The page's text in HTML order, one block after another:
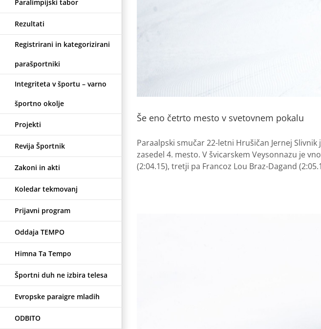
Paralimpijski tabor
Rezultati
Registrirani in kategorizirani
parašportniki
Integriteta v športu – varno
športno okolje
Projekti
Revija Športnik
Zakoni in akti
Koledar tekmovanj
Prijavni program
Oddaja TEMPO
Himna Ta Tempo
Športni duh ne izbira telesa
Evropske paraigre mladih
ODBITO
Še eno četrto mesto v svetovnem pokalu
Paraalpski smučar 22-letni Hrušičan Jernej
zasedel 4. mesto. V švicarskem Veysonnazu je
(2:04.15), tretji pa Francoz Lou Braz-Dagand